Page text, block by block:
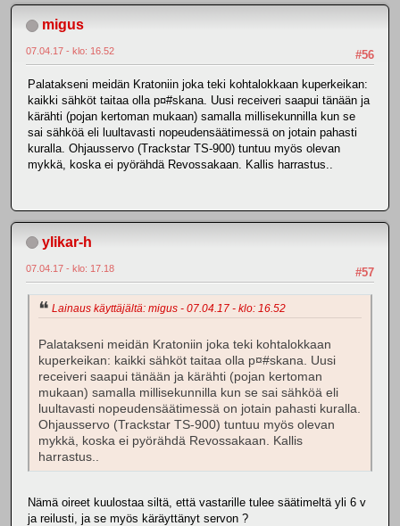
migus
#56
07.04.17 - klo: 16.52
Palatakseni meidän Kratoniin joka teki kohtalokkaan kuperkeikan:
kaikki sähköt taitaa olla p¤#skana. Uusi receiveri saapui tänään ja
kärähti (pojan kertoman mukaan) samalla millisekunnilla kun se
sai sähköä eli luultavasti nopeudensäätimessä on jotain pahasti
kuralla. Ohjausservo (Trackstar TS-900) tuntuu myös olevan
mykkä, koska ei pyörähdä Revossakaan. Kallis harrastus..
ylikar-h
#57
07.04.17 - klo: 17.18
Lainaus käyttäjältä: migus - 07.04.17 - klo: 16.52
Palatakseni meidän Kratoniin joka teki kohtalokkaan
kuperkeikan: kaikki sähköt taitaa olla p¤#skana. Uusi
receiveri saapui tänään ja kärähti (pojan kertoman
mukaan) samalla millisekunnilla kun se sai sähköä eli
luultavasti nopeudensäätimessä on jotain pahasti kuralla.
Ohjausservo (Trackstar TS-900) tuntuu myös olevan
mykkä, koska ei pyörähdä Revossakaan. Kallis
harrastus..
Nämä oireet kuulostaa siltä, että vastarille tulee säätimeltä yli 6 v
ja reilusti, ja se myös käräyttänyt servon ?